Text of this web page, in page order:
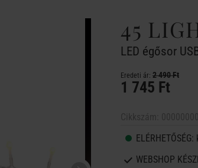
45
LED égősor
Eredeti ár: 2 490 Ft
1 745 Ft
ELÉRHETŐSÉG:
WEBSHOP